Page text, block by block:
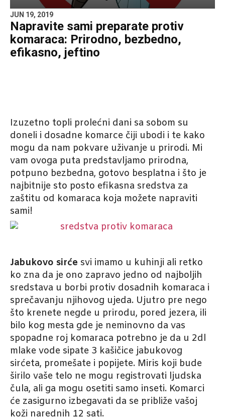
JUN 19, 2019
Napravite sami preparate protiv
komaraca: Prirodno, bezbedno,
efikasno, jeftino
Izuzetno topli prolećni dani sa sobom su
doneli i dosadne komarce čiji ubodi i te kako
mogu da nam pokvare uživanje u prirodi. Mi
vam ovoga puta predstavljamo prirodna,
potpuno bezbedna, gotovo besplatna i što je
najbitnije sto posto efikasna sredstva za
zaštitu od komaraca koja možete napraviti
sami!
Jabukovo sirće svi imamo u kuhinji ali retko
ko zna da je ono zapravo jedno od najboljih
sredstava u borbi protiv dosadnih komaraca i
sprečavanju njihovog ujeda. Ujutro pre nego
što krenete negde u prirodu, pored jezera, ili
bilo kog mesta gde je neminovno da vas
spopadne roj komaraca potrebno je da u 2dl
mlake vode sipate 3 kašičice jabukovog
sirćeta, promešate i popijete. Miris koji bude
širilo vaše telo ne mogu registrovati ljudska
čula, ali ga mogu osetiti samo inseti. Komarci
će zasigurno izbegavati da se približe vašoj
koži narednih 12 sati.